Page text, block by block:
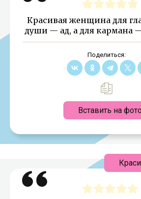
Красивая женщина для
души — ад, а для кармана
Поделиться:
Вставить на